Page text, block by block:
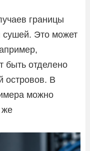
границы
сушей. Это может
быть отделено
островов. В
можно
же